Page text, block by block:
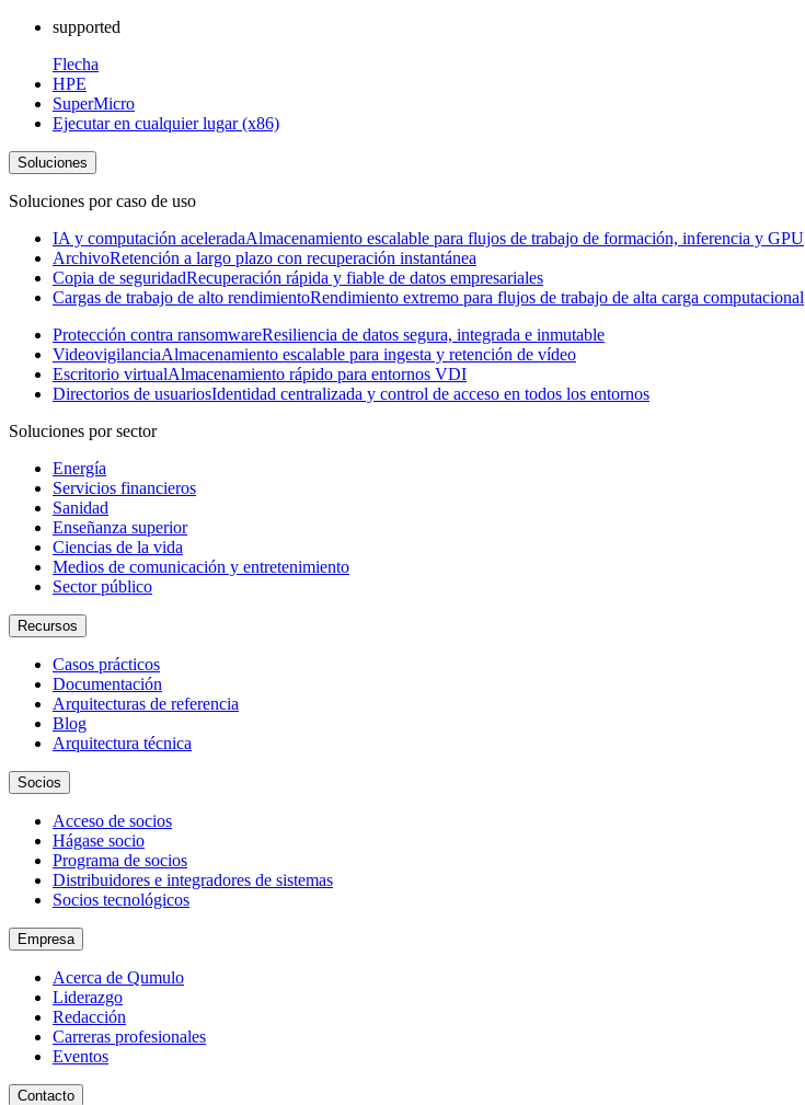
supported
Flecha
HPE
SuperMicro
Ejecutar en cualquier lugar (x86)
Soluciones
Soluciones por caso de uso
IA y computación aceleradaAlmacenamiento escalable para flujos de trabajo de formación, inferencia y GPU
ArchivoRetención a largo plazo con recuperación instantánea
Copia de seguridadRecuperación rápida y fiable de datos empresariales
Cargas de trabajo de alto rendimientoRendimiento extremo para flujos de trabajo de alta carga computacional
Protección contra ransomwareResiliencia de datos segura, integrada e inmutable
VideovigilanciaAlmacenamiento escalable para ingesta y retención de vídeo
Escritorio virtualAlmacenamiento rápido para entornos VDI
Directorios de usuariosIdentidad centralizada y control de acceso en todos los entornos
Soluciones por sector
Energía
Servicios financieros
Sanidad
Enseñanza superior
Ciencias de la vida
Medios de comunicación y entretenimiento
Sector público
Recursos
Casos prácticos
Documentación
Arquitecturas de referencia
Blog
Arquitectura técnica
Socios
Acceso de socios
Hágase socio
Programa de socios
Distribuidores e integradores de sistemas
Socios tecnológicos
Empresa
Acerca de Qumulo
Liderazgo
Redacción
Carreras profesionales
Eventos
Contacto